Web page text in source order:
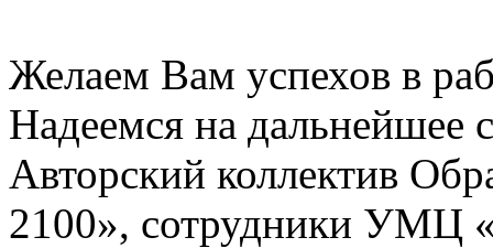
Желаем Вам успехов в
Надеемся на дальнейшее
Авторский коллектив
2100», сотрудники УМЦ